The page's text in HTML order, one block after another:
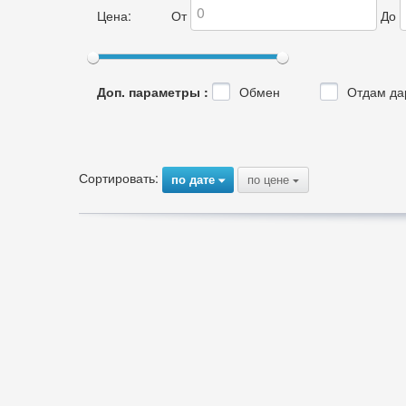
Цена: От До
Доп. параметры : Обмен Отдам
Сортировать: по дате{ по цене {